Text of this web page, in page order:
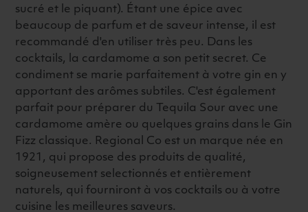
sucré et le piquant). Étant une épice avec
beaucoup de parfum et de saveur intense, il est
recommandé d'en utiliser très peu. Dans les
cocktails, la cardamome a son petit secret. Ce
condiment se marie parfaitement à votre gin en y
apportant des arômes subtiles. C'est également
parfait pour préparer du Tequila Sour avec une
cardamome amère ou quelques grains dans le Gin
Fizz classique. Regional Co est un marque née en
1921, qui propose des produits de qualité,
soigneusement selectionnés et entièrement
naturels, qui fourniront à vos cocktails ou à votre
cuisine les meilleures saveurs.